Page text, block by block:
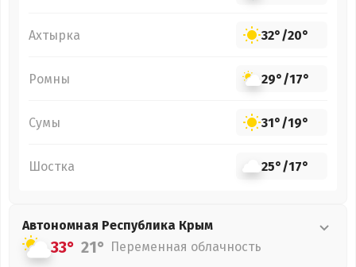
Ахтырка 32°/20°
Ромны 29°/17°
Сумы 31°/19°
Шостка 25°/17°
Автономная Республика Крым
33° 21° Переменная облачность